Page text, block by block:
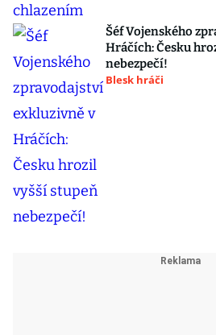
Šéf Vojenského
Hráčích: Česku
nebezpečí!
Blesk hráči